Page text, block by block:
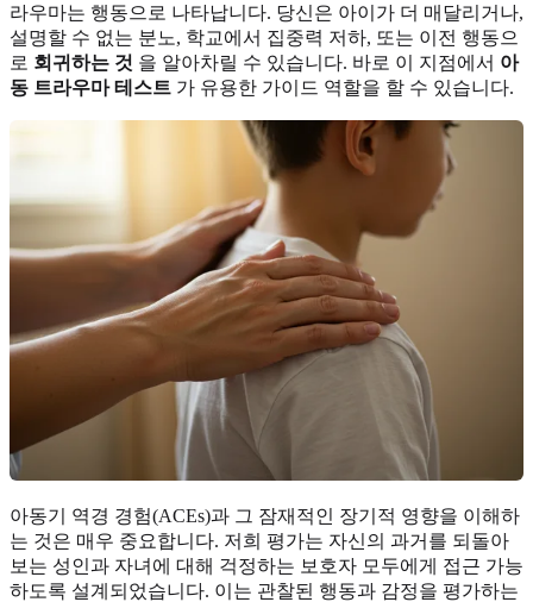
라우마는 행동으로 나타납니다. 당신은 아이가 더 매달리거나,
설명할 수 없는 분노, 학교에서 집중력 저하, 또는 이전 행동으
로 회귀하는 것 을 알아차릴 수 있습니다. 바로 이 지점에서 아
동 트라우마 테스트 가 유용한 가이드 역할을 할 수 있습니다.
아동기 역경 경험(ACEs)과 그 잠재적인 장기적 영향을 이해하
는 것은 매우 중요합니다. 저희 평가는 자신의 과거를 되돌아
보는 성인과 자녀에 대해 걱정하는 보호자 모두에게 접근 가능
하도록 설계되었습니다. 이는 관찰된 행동과 감정을 평가하는